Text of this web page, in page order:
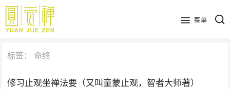
跳
主
内
菜单
标签： 命终
修习止观坐禅法要（又叫童蒙止观，智者大师著）